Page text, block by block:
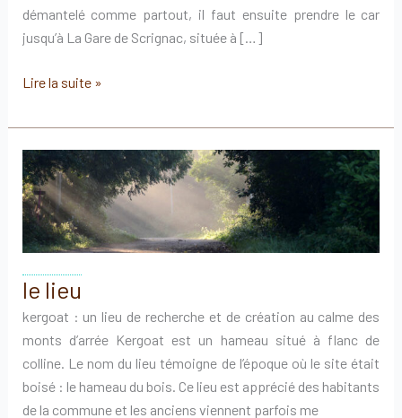
démantelé comme partout, il faut ensuite prendre le car
jusqu’à La Gare de Scrignac, située à […]
Accès
site
Lire la suite »
le lieu
kergoat : un lieu de recherche et de création au calme des
monts d’arrée Kergoat est un hameau situé à flanc de
colline. Le nom du lieu témoigne de l’époque où le site était
boisé : le hameau du bois. Ce lieu est apprécié des habitants
de la commune et les anciens viennent parfois me